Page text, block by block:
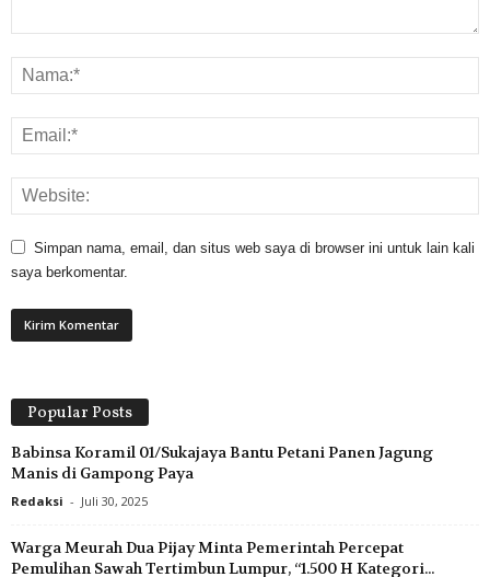
Simpan nama, email, dan situs web saya di browser ini untuk lain kali
saya berkomentar.
Popular Posts
Babinsa Koramil 01/Sukajaya Bantu Petani Panen Jagung
Manis di Gampong Paya
Redaksi - Juli 30, 2025
Warga Meurah Dua Pijay Minta Pemerintah Percepat
Pemulihan Sawah Tertimbun Lumpur, “1.500 H Kategori...